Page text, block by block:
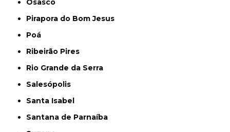
Osasco
Pirapora do Bom Jesus
Poá
Ribeirão Pires
Rio Grande da Serra
Salesópolis
Santa Isabel
Santana de Parnaíba